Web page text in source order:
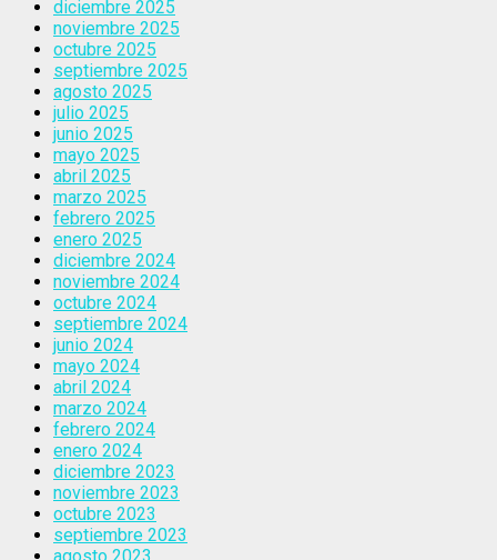
diciembre 2025
noviembre 2025
octubre 2025
septiembre 2025
agosto 2025
julio 2025
junio 2025
mayo 2025
abril 2025
marzo 2025
febrero 2025
enero 2025
diciembre 2024
noviembre 2024
octubre 2024
septiembre 2024
junio 2024
mayo 2024
abril 2024
marzo 2024
febrero 2024
enero 2024
diciembre 2023
noviembre 2023
octubre 2023
septiembre 2023